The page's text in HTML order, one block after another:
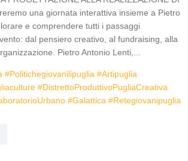
una giornata interattiva insieme a Pietro
e comprendere tutti i passaggi
dal pensiero creativo, al fundraising, alla
Pietro Antonio Lenti,...
#politichegiovanilipuglia #artipuglia
#DistrettoProduttivoPugliaCreativa
#galattica #retegiovanipuglia